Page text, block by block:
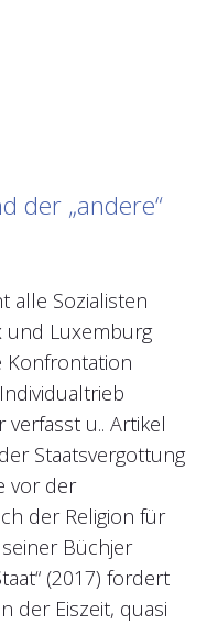
der „andere“
alle Sozialisten
und Luxemburg
Konfrontation
u.. Artikel
Staatsvergottung
vor der
der Religion für
Büchjer
(2017) fordert
der Eiszeit, quasi